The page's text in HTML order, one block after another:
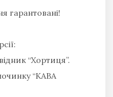
гарантовані!
“Хортиця”.
“КАВА